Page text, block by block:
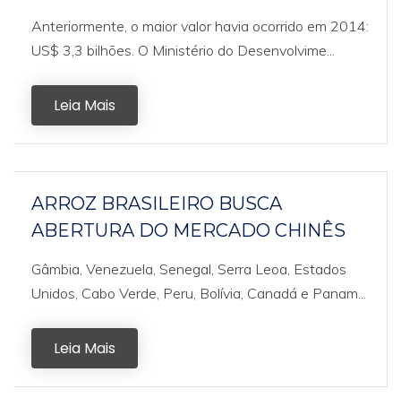
Anteriormente, o maior valor havia ocorrido em 2014:
US$ 3,3 bilhões. O Ministério do Desenvolvime...
Leia Mais
ARROZ BRASILEIRO BUSCA
ABERTURA DO MERCADO CHINÊS
Gâmbia, Venezuela, Senegal, Serra Leoa, Estados
Unidos, Cabo Verde, Peru, Bolívia, Canadá e Panam...
Leia Mais